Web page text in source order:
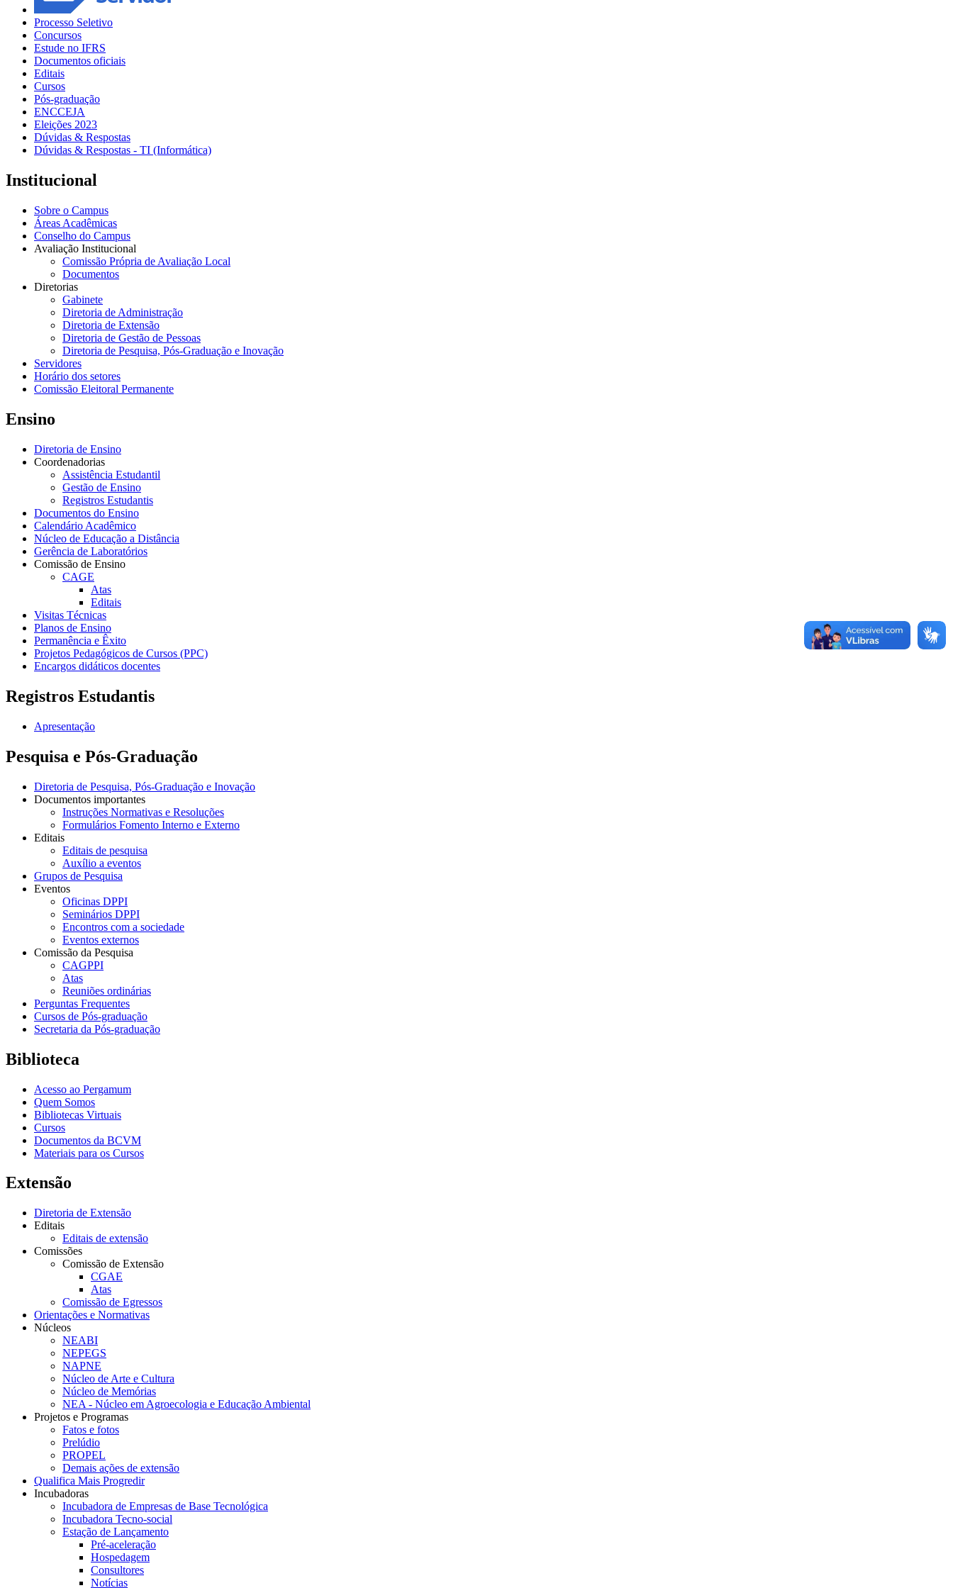
Processo Seletivo
Concursos
Estude no IFRS
Documentos oficiais
Editais
Cursos
Pós-graduação
ENCCEJA
Eleições 2023
Dúvidas & Respostas
Dúvidas & Respostas - TI (Informática)
Institucional
Sobre o Campus
Áreas Acadêmicas
Conselho do Campus
Avaliação Institucional
Comissão Própria de Avaliação Local
Documentos
Diretorias
Gabinete
Diretoria de Administração
Diretoria de Extensão
Diretoria de Gestão de Pessoas
Diretoria de Pesquisa, Pós-Graduação e Inovação
Servidores
Horário dos setores
Comissão Eleitoral Permanente
Ensino
Diretoria de Ensino
Coordenadorias
Assistência Estudantil
Gestão de Ensino
Registros Estudantis
Documentos do Ensino
Calendário Acadêmico
Núcleo de Educação a Distância
Gerência de Laboratórios
Comissão de Ensino
CAGE
Atas
Editais
Visitas Técnicas
Planos de Ensino
Permanência e Êxito
Projetos Pedagógicos de Cursos (PPC)
Encargos didáticos docentes
Registros Estudantis
Apresentação
Pesquisa e Pós-Graduação
Diretoria de Pesquisa, Pós-Graduação e Inovação
Documentos importantes
Instruções Normativas e Resoluções
Formulários Fomento Interno e Externo
Editais
Editais de pesquisa
Auxílio a eventos
Grupos de Pesquisa
Eventos
Oficinas DPPI
Seminários DPPI
Encontros com a sociedade
Eventos externos
Comissão da Pesquisa
CAGPPI
Atas
Reuniões ordinárias
Perguntas Frequentes
Cursos de Pós-graduação
Secretaria da Pós-graduação
Biblioteca
Acesso ao Pergamum
Quem Somos
Bibliotecas Virtuais
Cursos
Documentos da BCVM
Materiais para os Cursos
Extensão
Diretoria de Extensão
Editais
Editais de extensão
Comissões
Comissão de Extensão
CGAE
Atas
Comissão de Egressos
Orientações e Normativas
Núcleos
NEABI
NEPEGS
NAPNE
Núcleo de Arte e Cultura
Núcleo de Memórias
NEA - Núcleo em Agroecologia e Educação Ambiental
Projetos e Programas
Fatos e fotos
Prelúdio
PROPEL
Demais ações de extensão
Qualifica Mais Progredir
Incubadoras
Incubadora de Empresas de Base Tecnológica
Incubadora Tecno-social
Estação de Lançamento
Pré-aceleração
Hospedagem
Consultores
Notícias